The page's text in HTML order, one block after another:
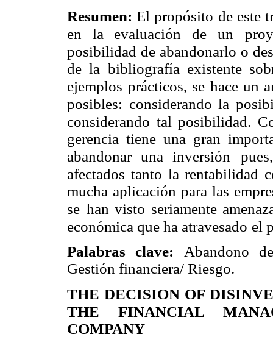
Resumen:El propósito de este
en la evaluación de un
posibilidad de abandonarlo o
de la bibliografía existente
ejemplos prácticos, se hace un
posibles: considerando la
considerando tal posibilidad.
gerencia tiene una gran
abandonar una inversión
afectados tanto la rentabilidad
mucha aplicación para las
se han visto seriamente
económica que ha atravesado el
Palabras clave: Abandono
Gestión financiera/ Riesgo.
THE DECISION OF
THE FINANCIAL
COMPANY